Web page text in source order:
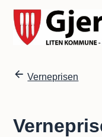
Gjerstad kommune
Du er her:
Verneprisen